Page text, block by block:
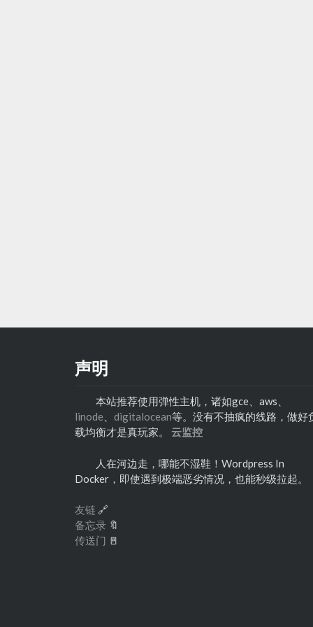
声明
本站推荐使用弹性主机，诸如gce、aws、
linode
digitalocean等。没有不抽疯的线路，做好
载均衡才是真玩家。 云监控
人在河边走，哪能不湿鞋！Wordpress In
Docker，即使遇到极端恶劣情况，也能秒级拉起。
友链 🔗
备忘录 🔖
传送门 🚪